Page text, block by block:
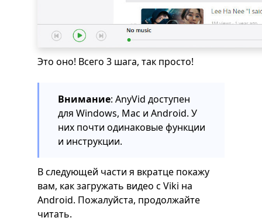
Это оно! Всего 3 шага, так просто!
Внимание: AnyVid доступен
для Windows, Mac и Android. У
них почти одинаковые функции
и инструкции.
В следующей части я вкратце покажу
вам, как загружать видео с Viki на
Android. Пожалуйста, продолжайте
читать.